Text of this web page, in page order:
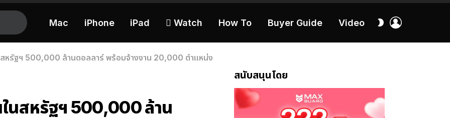
Mac iPhone iPad  Watch How To Buyer Guide Video
สลับ
หรัฐฯ​ 500,000 ล้านดอลลาร์ พร้อมจ้างงาน 20,000 ตำแหน่ง
นสหรัฐฯ​ 500,000 ล้าน
สนับสนุนโดย